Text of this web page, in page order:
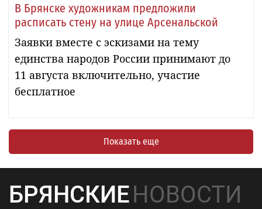
В Брянске художникам предложили
расписать стену на улице Арсенальской
Заявки вместе с эскизами на тему
единства народов России принимают до
11 августа включительно, участие
бесплатное
Показать еще
БРЯНСКИЕНОВОСТИ